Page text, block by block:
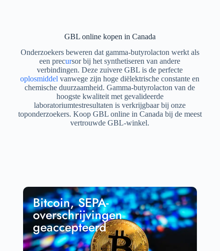
GBL online kopen in Canada
Onderzoekers beweren dat gamma-butyrolacton werkt als
een precursor bij het synthetiseren van andere
verbindingen. Deze zuivere GBL is de perfecte
oplosmiddel vanwege zijn hoge diëlektrische constante en
chemische duurzaamheid. Gamma-butyrolacton van de
hoogste kwaliteit met gevalideerde
laboratoriumtestresultaten is verkrijgbaar bij onze
toponderzoekers. Koop GBL online in Canada bij de meest
vertrouwde GBL-winkel.
Bitcoin, SEPA-
overschrijvingen
geaccepteerd